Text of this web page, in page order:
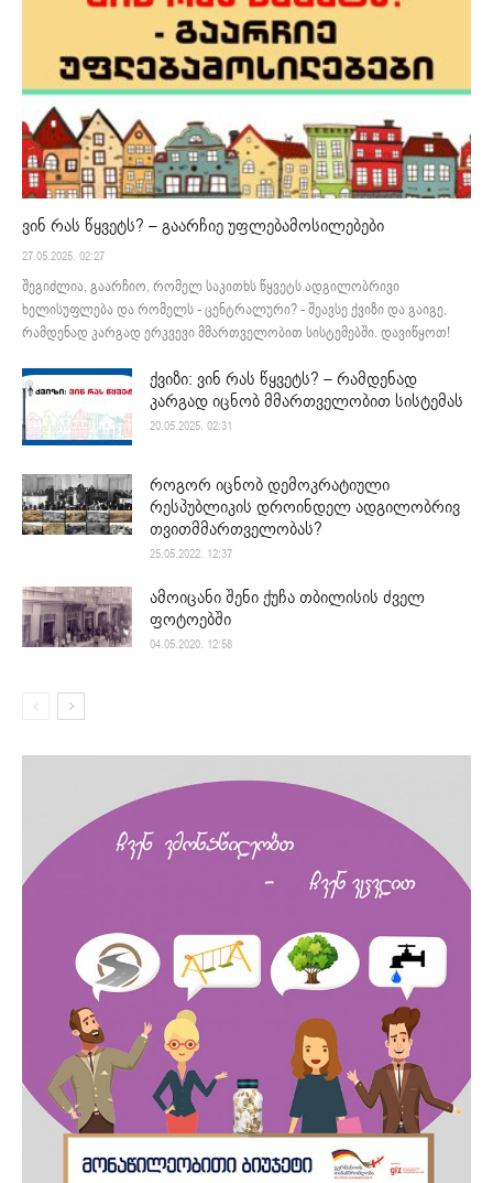
ვინ რას წყვეტს? – გაარჩიე უფლებამოსილებები
27.05.2025. 02:27
შეგიძლია, გაარჩიო, რომელ საკითხს წყვეტს ადგილობრივი
ხელისუფლება და რომელს - ცენტრალური? - შეავსე ქვიზი და გაიგე,
რამდენად კარგად ერკვევი მმართველობით სისტემებში. დავიწყოთ!
ქვიზი: ვინ რას წყვეტს? – რამდენად
კარგად იცნობ მმართველობით სისტემას
20.05.2025. 02:31
როგორ იცნობ დემოკრატიული
რესპუბლიკის დროინდელ ადგილობრივ
თვითმმართველობას?
25.05.2022. 12:37
ამოიცანი შენი ქუჩა თბილისის ძველ
ფოტოებში
04.05.2020. 12:58